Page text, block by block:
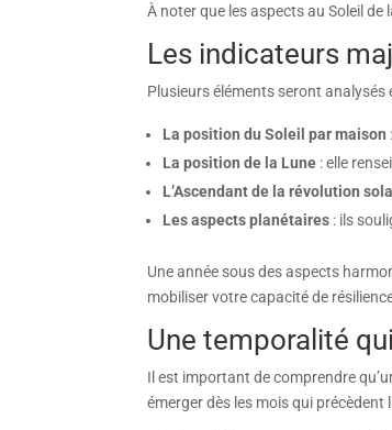
À noter que les aspects au Soleil
Les indicateurs
Plusieurs éléments seront analysés
La position du Soleil par maison
La position de la Lune : elle
L’Ascendant de la révolution
Les aspects planétaires : ils
Une année sous des aspects
mobiliser votre capacité de
Une temporalité
Il est important de comprendre
émerger dès les mois qui